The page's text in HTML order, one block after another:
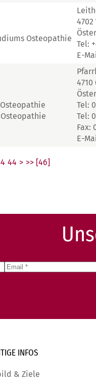
Osteopathie
Tel:
E-
Tel:
Tel:
Fax:
E-
44 > >> [46]
INFOS
& Ziele